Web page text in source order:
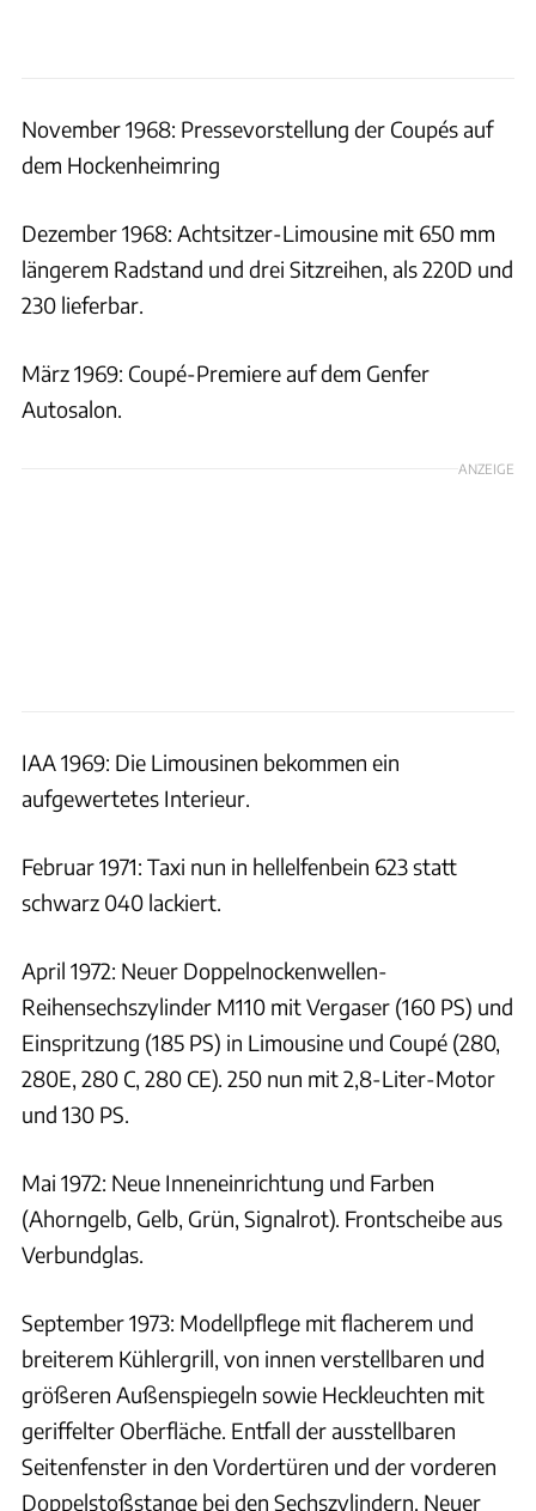
November 1968: Pressevorstellung der Coupés auf
dem Hockenheimring
Dezember 1968: Achtsitzer-Limousine mit 650 mm
längerem Radstand und drei Sitzreihen, als 220D und
230 lieferbar.
März 1969: Coupé-Premiere auf dem Genfer
Autosalon.
ANZEIGE
IAA 1969: Die Limousinen bekommen ein
aufgewertetes Interieur.
Februar 1971: Taxi nun in hellelfenbein 623 statt
schwarz 040 lackiert.
April 1972: Neuer Doppelnockenwellen-
Reihensechszylinder M110 mit Vergaser (160 PS) und
Einspritzung (185 PS) in Limousine und Coupé (280,
280E, 280 C, 280 CE). 250 nun mit 2,8-Liter-Motor
und 130 PS.
Mai 1972: Neue Inneneinrichtung und Farben
(Ahorngelb, Gelb, Grün, Signalrot). Frontscheibe aus
Verbundglas.
September 1973: Modellpflege mit flacherem und
breiterem Kühlergrill, von innen verstellbaren und
größeren Außenspiegeln sowie Heckleuchten mit
geriffelter Oberfläche. Entfall der ausstellbaren
Seitenfenster in den Vordertüren und der vorderen
Doppelstoßstange bei den Sechszylindern. Neuer